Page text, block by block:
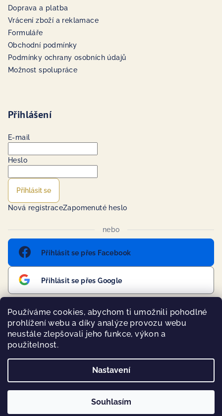
Používáme cookies, abychom ti umožnili pohodlné
prohlížení webu a díky analýze provozu webu
neustále zlepšovali jeho funkce, výkon a
použitelnost.
Nastavení
Souhlasím
Doprava a platba
Vrácení zboží a reklamace
Formuláře
Obchodní podmínky
Podmínky ochrany osobních údajů
Možnost spolupráce
Přihlášení
E-mail
Heslo
Přihlásit se
Nová registraceZapomenuté heslo
nebo
Přihlásit se přes Facebook
Přihlásit se přes Google
Přijímáme online platby
Vytvořil Shoptet